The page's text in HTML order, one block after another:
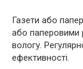
Газети або
або паперовими
вологу.
ефективності.